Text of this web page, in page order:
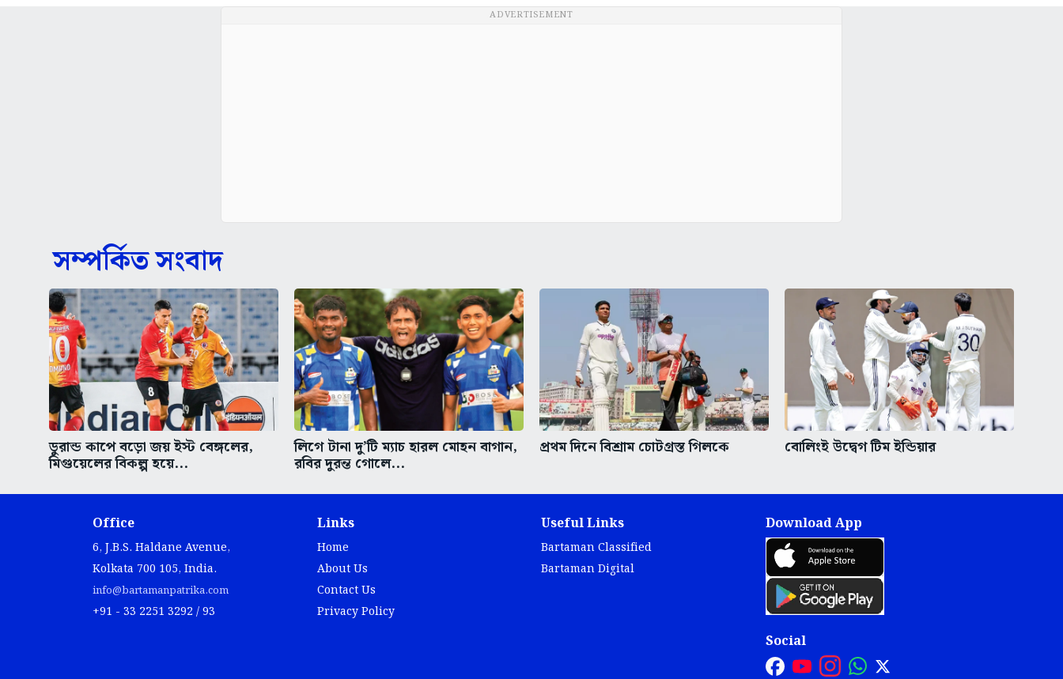
ADVERTISEMENT
সম্পর্কিত সংবাদ
ডুরান্ড কাপে বড়ো জয় ইস্ট বেঙ্গলের,
মিগুয়েলের বিকল্প হয়ে...
লিগে টানা দু’টি ম্যাচ হারল মোহন বাগান,
রবির দুরন্ত গোলে...
প্রথম দিনে বিশ্রাম চোটগ্রস্ত গিলকে বোলিংই উদ্বেগ টিম ইন্ডিয়ার
Office
6, J.B.S. Haldane Avenue,
Kolkata 700 105, India.
info@bartamanpatrika.com
+91 - 33 2251 3292 / 93
Links
Home
About Us
Contact Us
Privacy Policy
Useful Links
Bartaman Classified
Bartaman Digital
Download App
Social